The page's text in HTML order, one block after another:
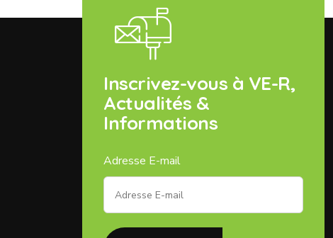
Inscrivez-vous à VE-R,
Actualités &
Informations
Adresse E-mail